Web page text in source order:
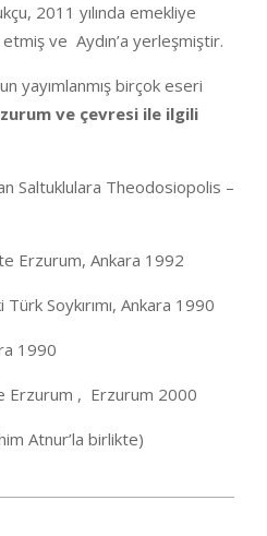
2011 yılında emekliye
ve Aydın’a yerleşmiştir.
yayımlanmış birçok eseri
ve çevresi ile ilgili
Saltuklulara Theodosiopolis –
Erzurum, Ankara 1992
Soykırımı, Ankara 1990
1990
Erzurum , Erzurum 2000
Atnur’la birlikte)